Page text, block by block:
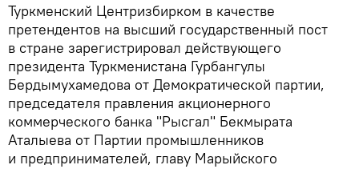
Туркменский Центризбирком в качестве
претендентов на высший государственный пост
в стране зарегистрировал действующего
президента Туркменистана Гурбангулы
Бердымухамедова от Демократической партии,
председателя правления акционерного
коммерческого банка "Рысгал" Бекмырата
Аталыева от Партии промышленников
и предпринимателей, главу Марыйского